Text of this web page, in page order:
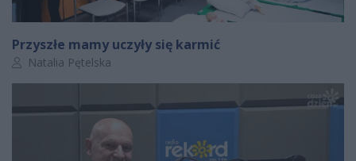
Przyszłe mamy uczyły się karmić
Autor artykułu:
Natalia Pętelska